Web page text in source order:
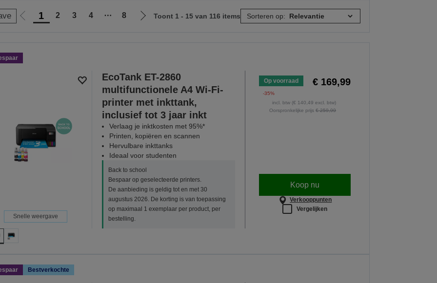
Ga 1 2 3 4 ⋯ 8
Ga
Toont 1 - 15 van 116 items Sorteren op:
Snelle weergave
EcoTank ET-2860
multifunctionele A4 Wi-Fi-
printer met inkttank,
inclusief tot 3 jaar inkt
Verlaag je inktkosten met 95%*
Printen, kopiëren en scannen
Hervulbare inkttanks
Ideaal voor studenten
Back to school
Bespaar op geselecteerde printers.
De aanbieding is geldig tot en met 30
augustus 2026. De korting is van toepassing
op maximaal 1 exemplaar per product, per
bestelling.
Op voorraad € 169,99
-35%
incl. btw (€ 140,49 excl. btw)
Oorspronkelijke prijs€ 259,99
Koop nu
Verkooppunten
Vergelijken
Bestverkochte